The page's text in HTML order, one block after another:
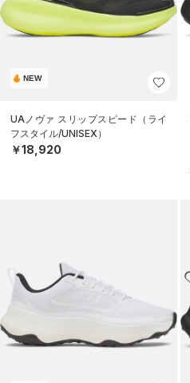
NEW
UAノヴァ スリップスピード（ライ
フスタイル/UNISEX）
￥18,920